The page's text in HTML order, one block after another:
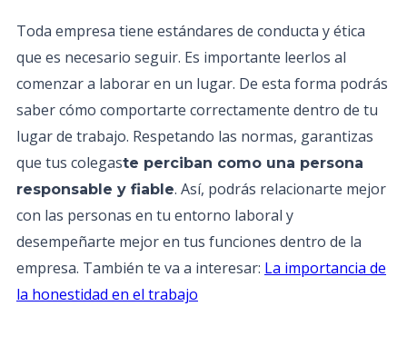
Toda empresa tiene estándares de conducta y ética
que es necesario seguir. Es importante leerlos al
comenzar a laborar en un lugar. De esta forma podrás
saber cómo comportarte correctamente dentro de tu
lugar de trabajo. Respetando las normas, garantizas
que tus colegaste perciban como una persona
responsable y fiable. Así, podrás relacionarte mejor
con las personas en tu entorno laboral y
desempeñarte mejor en tus funciones dentro de la
empresa. También te va a interesar: La importancia de
la honestidad en el trabajo